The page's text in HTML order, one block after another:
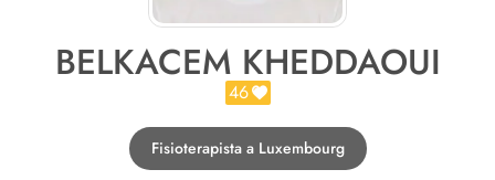
BELKACEM KHEDDAOUI
46
Fisioterapista a Luxembourg